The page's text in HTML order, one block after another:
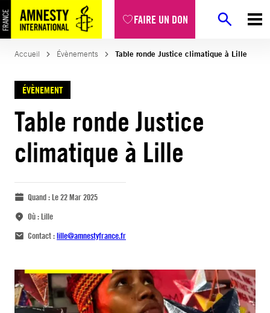
FAIRE UN DON
Accueil Évènements Table ronde Justice climatique à Lille
ÉVÈNEMENT
Table ronde Justice
climatique à Lille
Quand :Le 22 Mar 2025
Où :Lille
Contact :lille@amnestyfrance.fr